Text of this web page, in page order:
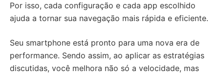
Por isso, cada configuração e cada app escolhido
ajuda a tornar sua navegação mais rápida e eficiente.
Seu smartphone está pronto para uma nova era de
performance. Sendo assim, ao aplicar as estratégias
discutidas, você melhora não só a velocidade, mas